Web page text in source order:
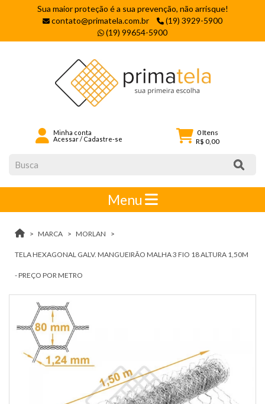
Sua maior proteção é a sua prevenção, não arrisque!
contato@primatela.com.br
(19) 3929-5900
(19) 99654-5900
Minha conta
Acessar/ Cadastre-se
0Itens
R$ 0,00
Menu
MARCA MORLAN
TELA HEXAGONAL GALV. MANGUEIRÃO MALHA 3 FIO 18 ALTURA 1,50M
- PREÇO POR METRO